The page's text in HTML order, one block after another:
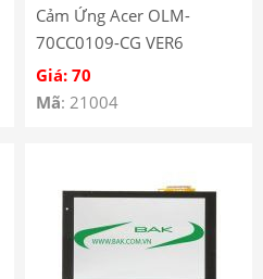
Cảm Ứng Acer OLM-
70CC0109-CG VER6
Giá: 70
Mã: 21004